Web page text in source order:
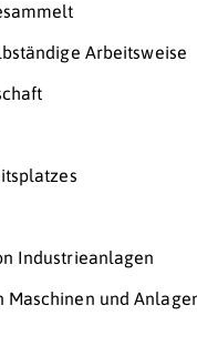
Arbeitsweise
Industrieanlagen
Maschinen und